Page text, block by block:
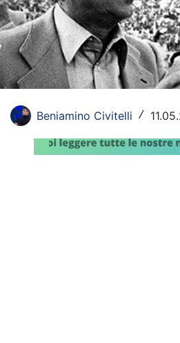
Calcio
Serie A
Champions League
Europa League
Altri Sport
Beniamino Civitelli /